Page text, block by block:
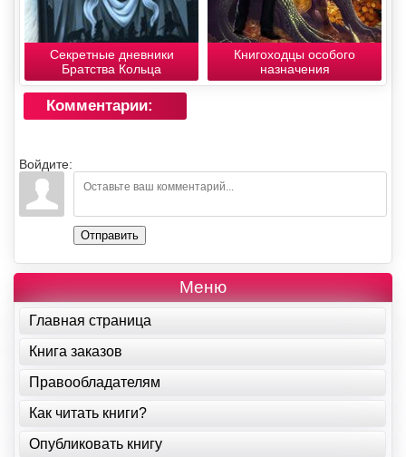
Секретные дневники
Братства Кольца
Книгоходцы особого
назначения
Комментарии:
Войдите:
Отправить
Меню
Главная страница
Книга заказов
Правообладателям
Как читать книги?
Опубликовать книгу